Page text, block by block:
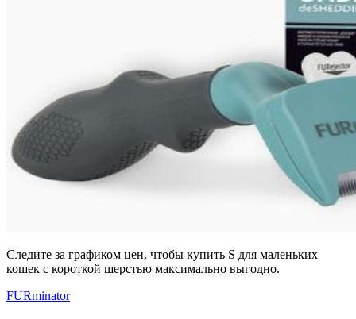
Следите за графиком цен, чтобы купить S для маленьких
кошек c короткой шерстью максимально выгодно.
FURminator